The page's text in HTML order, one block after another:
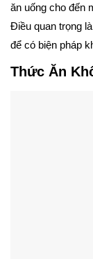
ăn uống cho đến
Điều quan trọng
để có biện pháp
Thức Ăn